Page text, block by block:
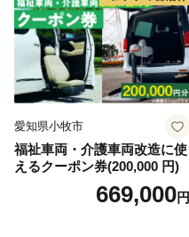
愛知県小牧市
福祉車両・介護車両改造に使
えるクーポン券(200,000 円)
669,000円